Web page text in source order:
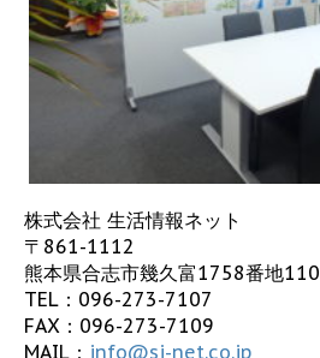
株式会社 生活情報ネット
〒861-1112
熊本県合志市幾久富1758番地110
TEL： 096-273-7107
FAX：096-273-7109
MAIL： info@sj-net.co.jp